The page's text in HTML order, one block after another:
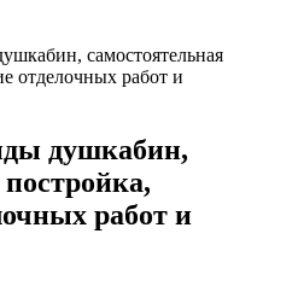
самостоятельная
отделочных работ и
душкабин,
работ и